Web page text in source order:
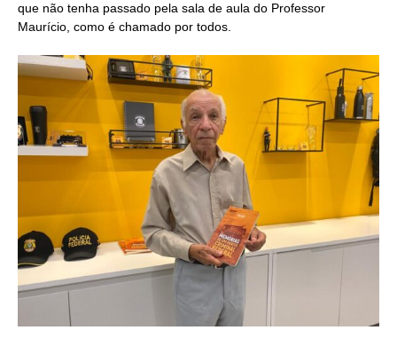
que não tenha passado pela sala de aula do Professor
Maurício, como é chamado por todos.